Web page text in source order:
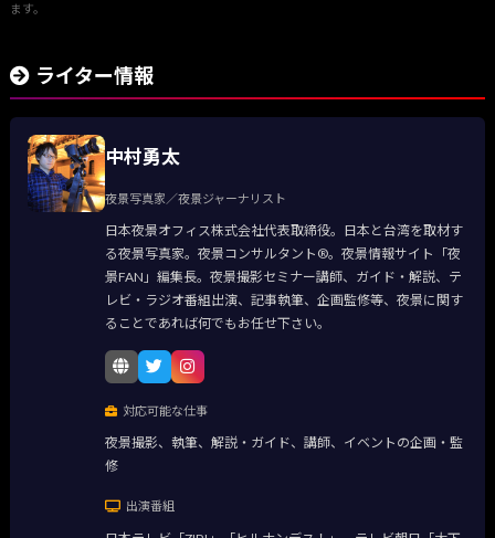
ます。
ライター情報
中村勇太
夜景写真家／夜景ジャーナリスト
日本夜景オフィス株式会社代表取締役。日本と台湾を取材す
る夜景写真家。夜景コンサルタント®。夜景情報サイト「夜
景FAN」編集長。夜景撮影セミナー講師、ガイド・解説、テ
レビ・ラジオ番組出演、記事執筆、企画監修等、夜景に関す
ることであれば何でもお任せ下さい。
対応可能な仕事
夜景撮影、執筆、解説・ガイド、講師、イベントの企画・監
修
出演番組